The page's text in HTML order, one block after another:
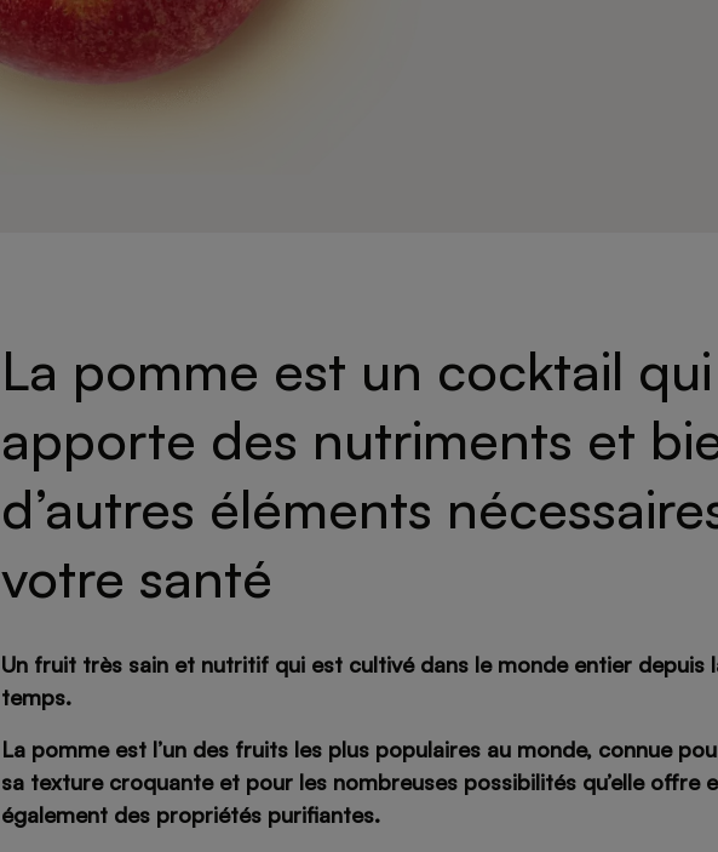
La pomme est un cocktail
apporte des nutriments et
d’autres éléments
votre santé
Un fruit très sain et nutritif qui est cultivé dans le monde entier depuis
temps.
La pomme est l’un des fruits les plus populaires au monde, connue
sa texture croquante et pour les nombreuses possibilités qu’elle offre
également des propriétés purifiantes.